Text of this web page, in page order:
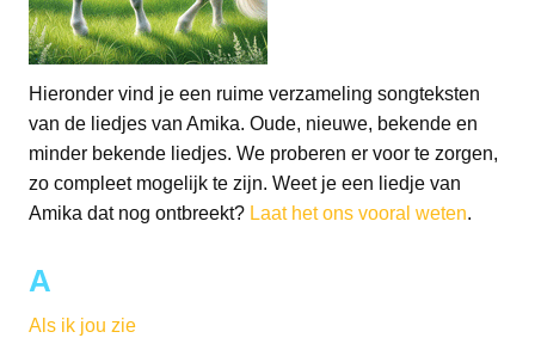
Hieronder vind je een ruime verzameling songteksten
van de liedjes van Amika. Oude, nieuwe, bekende en
minder bekende liedjes. We proberen er voor te zorgen,
zo compleet mogelijk te zijn. Weet je een liedje van
Amika dat nog ontbreekt? Laat het ons vooral weten.
A
Als ik jou zie